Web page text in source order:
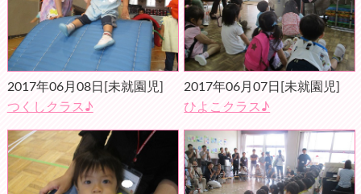
2017年06月08日 [未就園児]
つくしクラス♪
2017年06月07日 [未就園児]
ひよこクラス♪